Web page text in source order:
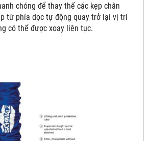
chóng để thay thế các kẹp chân
từ phía dọc tự động quay trở lại vị trí
có thể được xoay liên tục.